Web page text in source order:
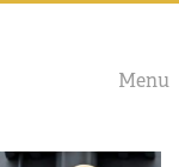
Menu